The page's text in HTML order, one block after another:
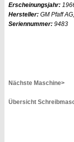
Erscheinungsjahr:
Hersteller: GM Pfaff
Seriennummer: 9483
Nächste Maschine>
Übersicht